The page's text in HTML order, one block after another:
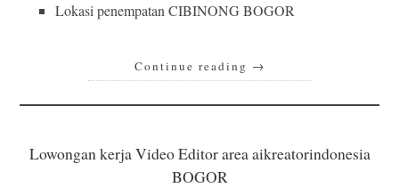
Lokasi penempatan CIBINONG BOGOR
Continue reading →
Lowongan kerja Video Editor area aikreatorindonesia
BOGOR